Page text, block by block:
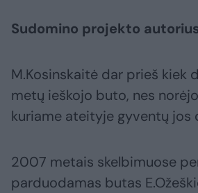
Sudomino projekto
M.Kosinskaitė dar prieš kiek
metų ieškojo buto, nes
kuriame ateityje gyventų jos
2007 metais skelbimuose
parduodamas butas